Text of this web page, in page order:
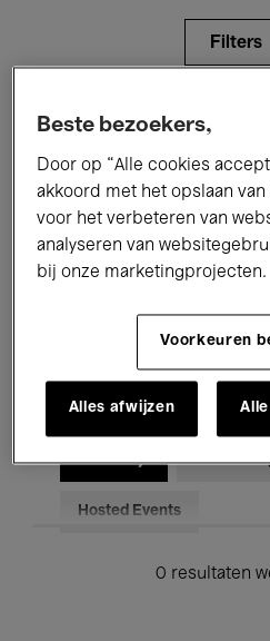
Filters
Alle evenementen
Tentoonstellingen
Performances
Jazz Klassieke
Elektronische Muziek
Voor iedereen Kids’
Onderwijs
Hosted Events
0 resultaten
Beste bezoekers,
Door op “Alle cookies
akkoord met het opslaan
voor het verbeteren van
analyseren van
bij onze marketingprojecten.
Voorkeuren
Alles afwijzen